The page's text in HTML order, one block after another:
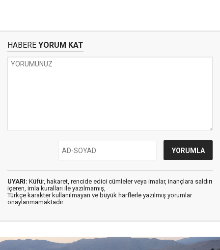
HABERE YORUM KAT
UYARI: Küfür, hakaret, rencide edici cümleler veya imalar, inançlara saldırı
içeren, imla kuralları ile yazılmamış,
Türkçe karakter kullanılmayan ve büyük harflerle yazılmış yorumlar
onaylanmamaktadır.